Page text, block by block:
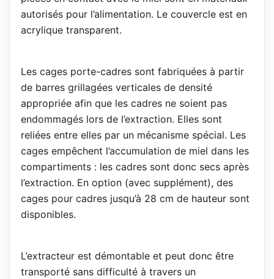
autorisés pour l’alimentation. Le couvercle est en
acrylique transparent.
Les cages porte-cadres sont fabriquées à partir
de barres grillagées verticales de densité
appropriée afin que les cadres ne soient pas
endommagés lors de l’extraction. Elles sont
reliées entre elles par un mécanisme spécial. Les
cages empêchent l’accumulation de miel dans les
compartiments : les cadres sont donc secs après
l’extraction. En option (avec supplément), des
cages pour cadres jusqu’à 28 cm de hauteur sont
disponibles.
L’extracteur est démontable et peut donc être
transporté sans difficulté à travers un